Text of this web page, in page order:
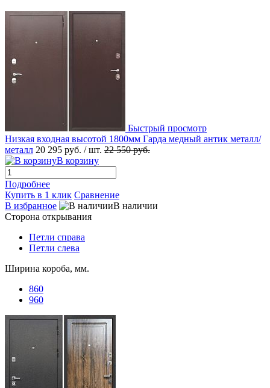
Быстрый просмотр
Низкая входная высотой 1800мм Гарда медный антик металл/
металл 20 295 руб. / шт. 22 550 руб.
В корзину
Подробнее
Купить в 1 клик Сравнение
В избранное
В наличии
Сторона открывания
Петли справа
Петли слева
Ширина короба, мм.
860
960